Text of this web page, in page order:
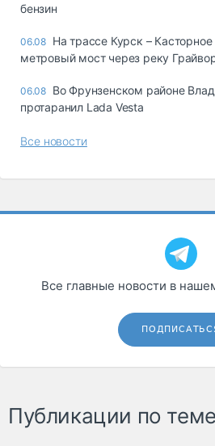
бензин
06.08 На трассе Курск –
метровый мост через реку
06.08 Во Фрунзенском районе
протаранил Lada Vesta
Все новости
Все главные новости в
Публикации по теме